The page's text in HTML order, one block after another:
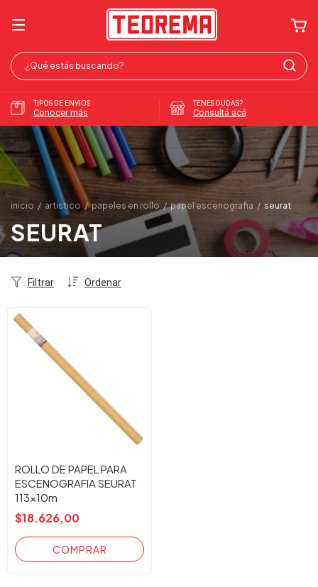
TIPOS DE ENVIOS
Conocer más
TENES DUDAS?
Consultá acá
inicio / artistico / papeles en rollo / papel escenografia / seurat
SEURAT
Ordenar
Filtrar
ROLLO DE PAPEL PARA
ESCENOGRAFIA SEURAT
113x10m
$18.626,00